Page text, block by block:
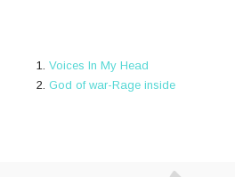
Voices In My Head
God of war-Rage inside